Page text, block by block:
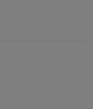
a metà strada